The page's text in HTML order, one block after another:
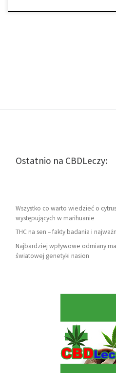
Ostatnio na CBDLeczy:
Wszystko co warto wiedzieć o
występujących w marihuanie
THC na sen – fakty badania i
Najbardziej wpływowe odmiany
światowej genetyki nasion